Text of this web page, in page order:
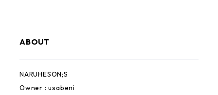
ABOUT
NARUHESON;S
Owner : usabeni